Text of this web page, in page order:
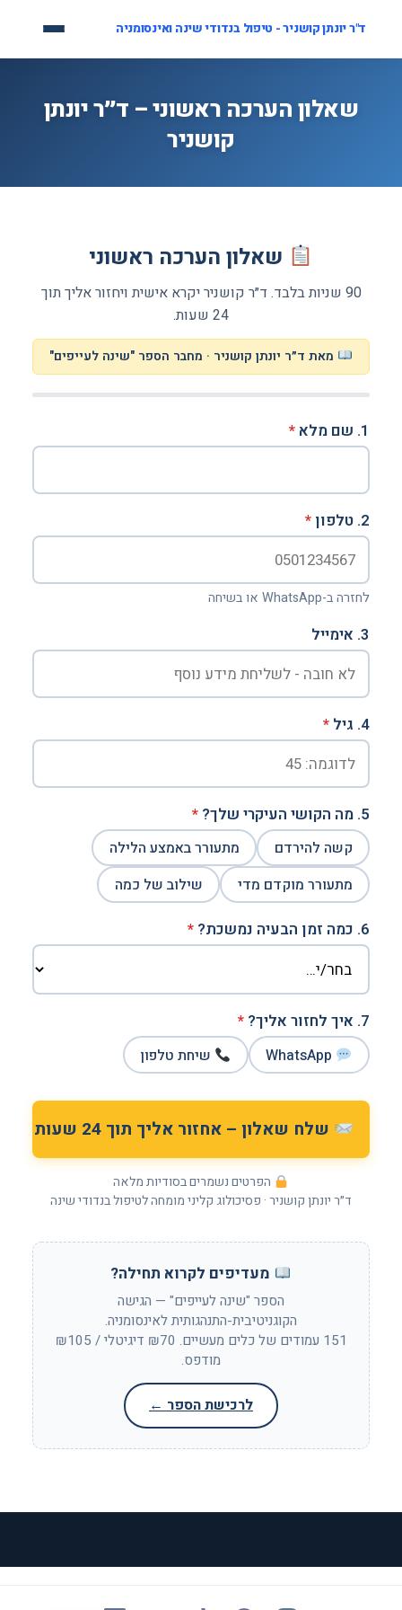
ד"ר יונתן קושניר - טיפול בנדודי שינה ואינסומניה
שאלון הערכה ראשוני – ד״ר יונתן
קושניר
שאלון הערכה ראשוני
90 שניות בלבד. ד״ר קושניר יקרא אישית ויחזור אליך תוך
24 שעות.
מאת ד״ר יונתן קושניר · מחבר הספר "שינה לעייפים"
1. שם מלא *
2. טלפון *
לחזרה ב-WhatsApp או בשיחה
3. אימייל
4. גיל *
5. מה הקושי העיקרי שלך? *
קשה להירדם
מתעורר באמצע הלילה
מתעורר מוקדם מדי
שילוב של כמה
6. כמה זמן הבעיה נמשכת? *
7. איך לחזור אליך? *
שיחת טלפון
שלח שאלון – אחזור אליך תוך 24 שעות
הפרטים נשמרים בסודיות מלאה
ד״ר יונתן קושניר · פסיכולוג קליני מומחה לטיפול בנדודי שינה
מעדיפים לקרוא תחילה?
הספר "שינה לעייפים" — הגישה
הקוגניטיבית-התנהגותית לאינסומניה.
151 עמודים של כלים מעשיים. ₪70 דיגיטלי / ₪105
מודפס.
לרכישת הספר ←